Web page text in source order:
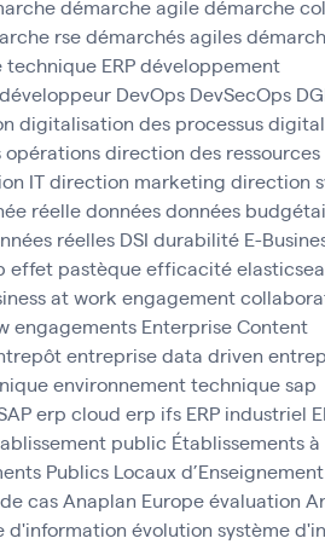
démarche agiledémarche
rsedémarchés agiles
ERPdéveloppement
développeur DevOps DevSecOps
digitalisation des processus
direction des ressources
ITdirection marketing direction
réelledonnéesdonnées
réelles DSI durabilité E-
effet pastèqueefficacité
at work engagement
engagements Enterprise Content
entreprise data driven
environnement technique sap
erp cloud erp ifs ERP industriel
public Établissements à
Publics Locaux
cas Anaplan Europeévaluation
d'information évolution système